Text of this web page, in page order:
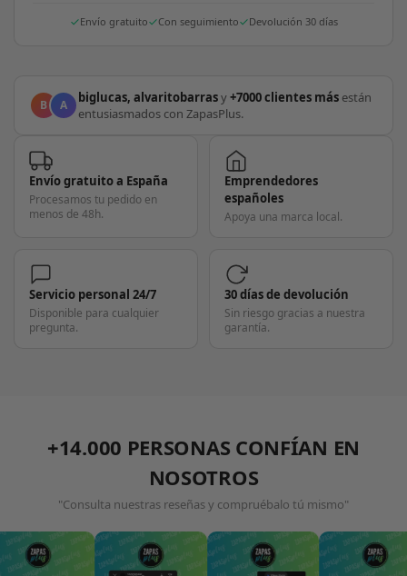
Envío gratuito Con seguimiento Devolución 30 días
B A biglucas, alvaritobarrasy+7000 clientes más están
entusiasmados con ZapasPlus.
Envío gratuito a España
Procesamos tu pedido en
menos de 48h.
Emprendedores
españoles
Apoya una marca local.
Servicio personal 24/7
Disponible para cualquier
pregunta.
30 días de devolución
Sin riesgo gracias a nuestra
garantía.
+14.000 PERSONAS CONFÍAN EN
NOSOTROS
"Consulta nuestras reseñas y compruébalo tú mismo"